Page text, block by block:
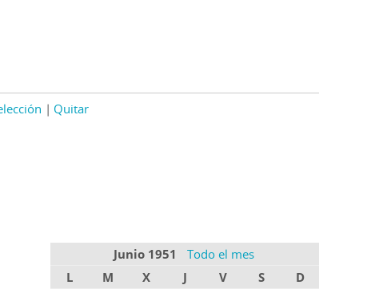
Quitar
Junio 1951
Todo el mes
L
M X J V S
D